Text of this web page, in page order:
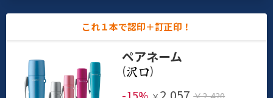
これ１本で認印＋訂正印！
ペアネーム
(
)
-15%
2,057